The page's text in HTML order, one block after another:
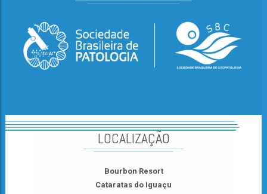
LOCALIZAÇÃO
Bourbon Resort
Cataratas do Iguaçu